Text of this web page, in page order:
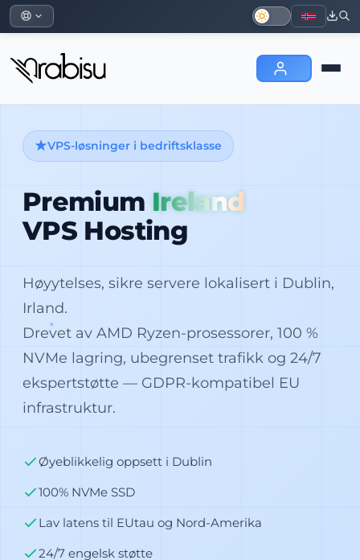
VPS-løsninger i bedriftsklasse
Premium Ireland
VPS Hosting
Høyytelses, sikre servere lokalisert i Dublin,
Irland.
Drevet av AMD Ryzen-prosessorer, 100 %
NVMe lagring, ubegrenset trafikk og 24/7
ekspertstøtte — GDPR-kompatibel EU
infrastruktur.
Øyeblikkelig oppsett i Dublin
100% NVMe SSD
Lav latens til EUtau og Nord-Amerika
24/7 engelsk støtte